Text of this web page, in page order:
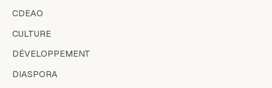
CDEAO
CULTURE
DÉVELOPPEMENT
DIASPORA